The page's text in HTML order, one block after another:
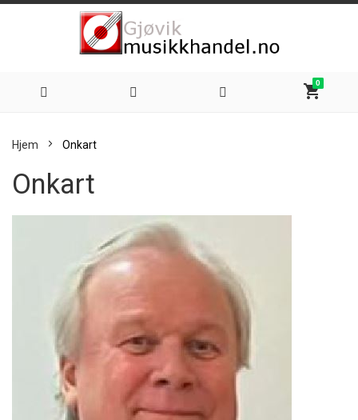
shopping_cart
0
innhold
Hjem Onkart
Onkart